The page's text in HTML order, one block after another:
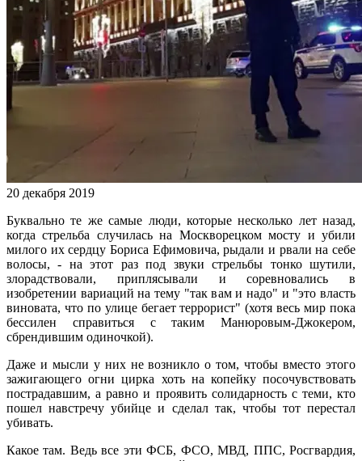
20 декабря 2019
Буквально те же самые люди, которые несколько лет назад,
когда стрельба случилась на Москворецком мосту и убили
милого их сердцу Бориса Ефимовича, рыдали и рвали на себе
волосы, - на этот раз под звуки стрельбы тонко шутили,
злорадствовали, приплясывали и соревновались в
изобретении вариаций на тему "так вам и надо" и "это власть
виновата, что по улице бегает террорист" (хотя весь мир пока
бессилен справиться с таким Манюровым-Джокером,
сбрендившим одиночкой).
Даже и мысли у них не возникло о том, чтобы вместо этого
зажигающего огни цирка хоть на копейку посочувствовать
пострадавшим, а равно и проявить солидарность с теми, кто
пошел навстречу убийце и сделал так, чтобы тот перестал
убивать.
Какое там. Ведь все эти ФСБ, ФСО, МВД, ППС, Росгвардия,